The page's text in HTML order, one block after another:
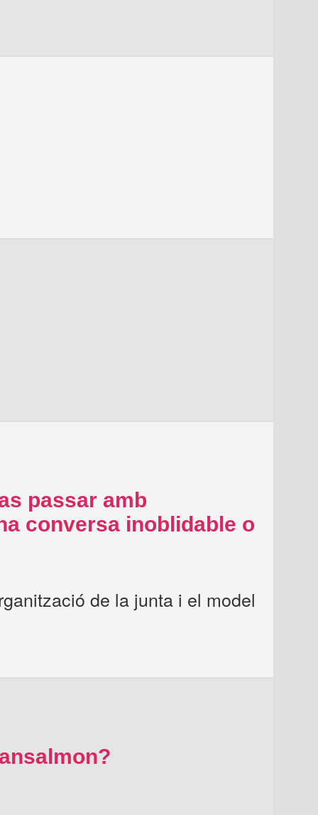
passar amb
conversa inoblidable o
de la junta i el model